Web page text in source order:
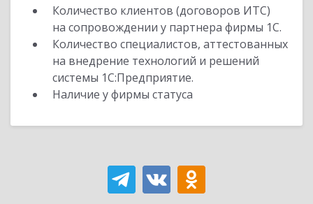
Количество клиентов (договоров ИТС)
на сопровождении у партнера фирмы 1С.
Количество специалистов, аттестованных
на внедрение технологий и решений
системы 1С:Предприятие.
Наличие у фирмы статуса